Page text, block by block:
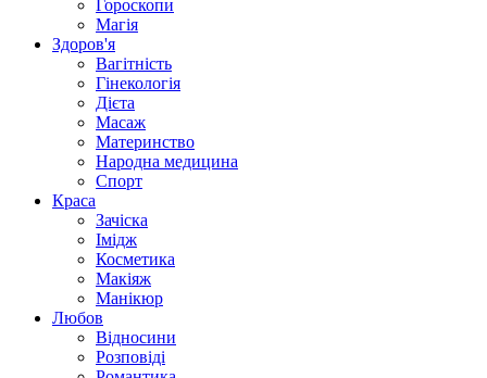
Гороскопи
Магія
Здоров'я
Вагітність
Гінекологія
Дієта
Масаж
Материнство
Народна медицина
Спорт
Краса
Зачіска
Імідж
Косметика
Макіяж
Манікюр
Любов
Відносини
Розповіді